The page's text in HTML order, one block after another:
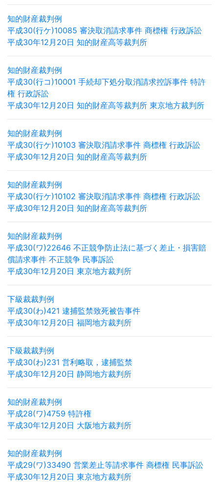
知的財産裁判例
平成30(行ケ)10085 審決取消請求事件 商標権 行政訴訟
平成30年12月20日 知的財産高等裁判所
知的財産裁判例
平成30(行コ)10001 手続却下処分取消請求控訴事件 特許
権 行政訴訟
平成30年12月20日 知的財産高等裁判所 東京地方裁判所
知的財産裁判例
平成30(行ケ)10103 審決取消請求事件 商標権 行政訴訟
平成30年12月20日 知的財産高等裁判所
知的財産裁判例
平成30(行ケ)10102 審決取消請求事件 商標権 行政訴訟
平成30年12月20日 知的財産高等裁判所
知的財産裁判例
平成30(ワ)22646 不正競争防止法に基づく差止・損害賠
償請求事件 不正競争 民事訴訟
平成30年12月20日 東京地方裁判所
下級裁裁判例
平成30(わ)421 逮捕監禁致死被告事件
平成30年12月20日 福岡地方裁判所
下級裁裁判例
平成30(わ)231 営利略取，逮捕監禁
平成30年12月20日 静岡地方裁判所
知的財産裁判例
平成28(ワ)4759 特許権
平成30年12月20日 大阪地方裁判所
知的財産裁判例
平成29(ワ)33490 営業差止等請求事件 商標権 民事訴訟
平成30年12月20日 東京地方裁判所